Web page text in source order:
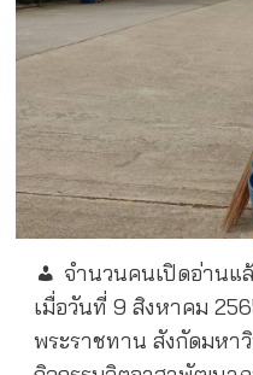
จำนวนคนเปิดอ่านแ
เมื่อวันที่ 9 สิงหาคม
พระราชทาน สังกัดมหา